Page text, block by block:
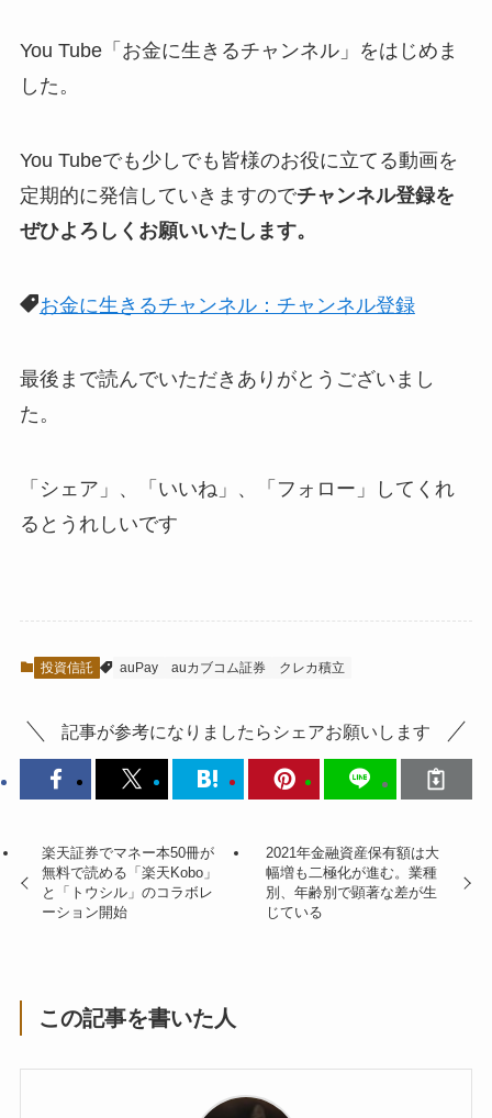
You Tube「お金に生きるチャンネル」をはじめま
した。
You Tubeでも少しでも皆様のお役に立てる動画を
定期的に発信していきますのでチャンネル登録を
ぜひよろしくお願いいたします。
お金に生きるチャンネル：チャンネル登録
最後まで読んでいただきありがとうございまし
た。
「シェア」、「いいね」、「フォロー」してくれ
るとうれしいです
投資信託 auPay auカブコム証券 クレカ積立
記事が参考になりましたらシェアお願いします
楽天証券でマネー本50冊が
無料で読める「楽天Kobo」
と「トウシル」のコラボレ
ーション開始
2021年金融資産保有額は大
幅増も二極化が進む。業種
別、年齢別で顕著な差が生
じている
この記事を書いた人